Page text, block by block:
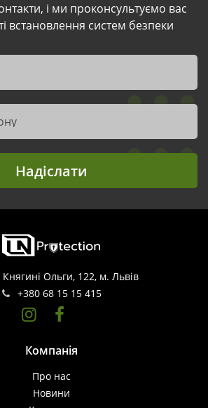
і ми проконсультуємо вас
встановлення систем безпеки
Надіслати
Княгині Ольги, 122, м. Львів
+380 68 15 15 415
Компанія
Про нас
Новини